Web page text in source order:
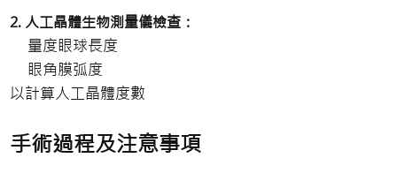
2. 人工晶體生物測量儀檢查：
量度眼球長度
眼角膜弧度
以計算人工晶體度數
手術過程及注意事項